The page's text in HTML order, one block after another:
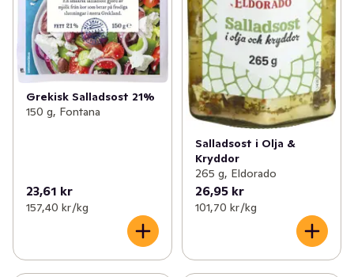
Grekisk Salladsost 21%
150 g, Fontana
23,61 kr
157,40 kr /kg
Salladsost i Olja &
Kryddor
265 g, Eldorado
26,95 kr
101,70 kr /kg